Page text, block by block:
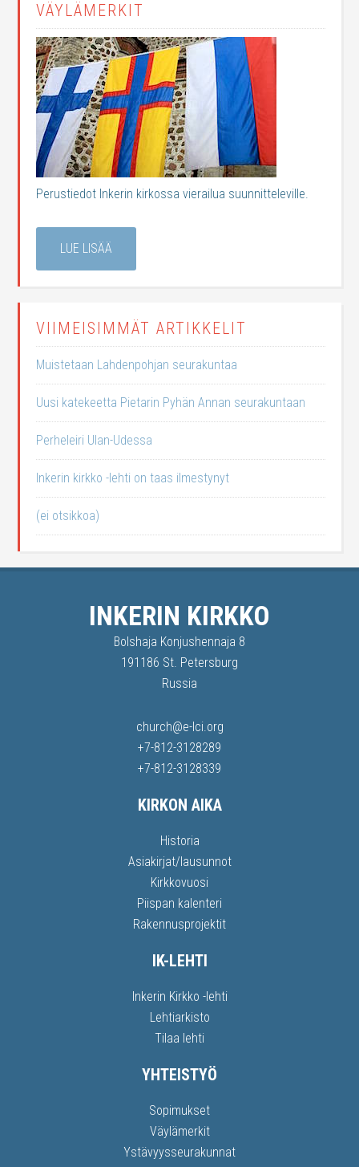
VÄYLÄMERKIT
Perustiedot Inkerin kirkossa vierailua suunnitteleville.
LUE LISÄÄ
VIIMEISIMMÄT ARTIKKELIT
Muistetaan Lahdenpohjan seurakuntaa
Uusi katekeetta Pietarin Pyhän Annan seurakuntaan
Perheleiri Ulan-Udessa
Inkerin kirkko -lehti on taas ilmestynyt
(ei otsikkoa)
INKERIN KIRKKO
Bolshaja Konjushennaja 8
191186 St. Petersburg
Russia
church@e-lci.org
+7-812-3128289
+7-812-3128339
KIRKON AIKA
Historia
Asiakirjat/lausunnot
Kirkkovuosi
Piispan kalenteri
Rakennusprojektit
IK-LEHTI
Inkerin Kirkko -lehti
Lehtiarkisto
Tilaa lehti
YHTEISTYÖ
Sopimukset
Väylämerkit
Ystävyysseurakunnat